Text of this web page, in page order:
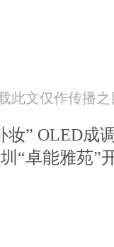
此文仅作传播
妆” OLED成
“卓能雅苑”